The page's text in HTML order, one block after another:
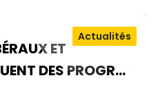
ET
DES PROGRÈS
Actualités